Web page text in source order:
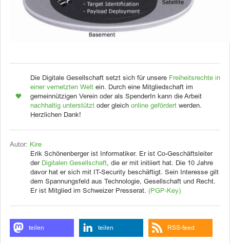
Die Digitale Gesellschaft setzt sich für unsere Freiheitsrechte in
einer vernetzten Welt ein. Durch eine Mitgliedschaft im
gemeinnützigen Verein oder als SpenderIn kann die Arbeit
nachhaltig unterstützt oder gleich online gefördert werden.
Herzlichen Dank!
Autor: Kire
Erik Schönenberger ist Informatiker. Er ist Co-Geschäftsleiter
der Digitalen Gesellschaft, die er mit initiiert hat. Die 10 Jahre
davor hat er sich mit IT-Security beschäftigt. Sein Interesse gilt
dem Spannungsfeld aus Technologie, Gesellschaft und Recht.
Er ist Mitglied im Schweizer Presserat. (PGP-Key)
teilen teilen RSS-feed